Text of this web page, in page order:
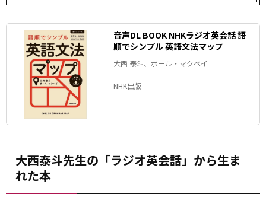
音声DL BOOK NHKラジオ英会話 語
順でシンプル 英語文法マップ
大西 泰斗、ポール・マクベイ
NHK出版
大西泰斗先生の「ラジオ英会話」から生ま
れた本